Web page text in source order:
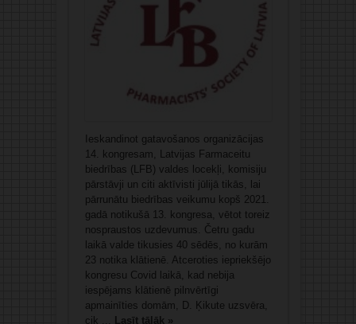
Ieskandinot gatavošanos organizācijas
14. kongresam, Latvijas Farmaceitu
biedrības (LFB) valdes locekļi, komisiju
pārstāvji un citi aktīvisti jūlijā tikās, lai
pārrunātu biedrības veikumu kopš 2021.
gadā notikušā 13. kongresa, vētot toreiz
nospraustos uzdevumus. Četru gadu
laikā valde tikusies 40 sēdēs, no kurām
23 notika klātienē. Atceroties iepriekšējo
kongresu Covid laikā, kad nebija
iespējams klātienē pilnvērtīgi
apmainīties domām, D. Ķikute uzsvēra,
cik ... Lasīt tālāk »